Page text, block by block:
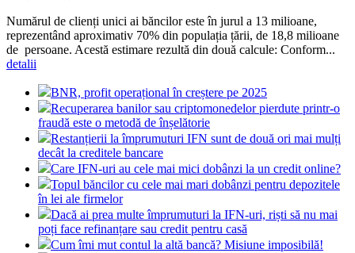
Numărul de clienți unici ai băncilor este în jurul a 13 milioane,
reprezentând aproximativ 70% din populația țării, de 18,8 milioane
de persoane. Acestă estimare rezultă din două calcule: Conform...
detalii
BNR, profit operațional în creștere pe 2025
Recuperarea banilor sau criptomonedelor pierdute printr-o
fraudă este o metodă de înșelătorie
Restanțierii la împrumuturi IFN sunt de două ori mai mulți
decât la creditele bancare
Care IFN-uri au cele mai mici dobânzi la un credit online?
Topul băncilor cu cele mai mari dobânzi pentru depozitele
în lei ale firmelor
Dacă ai prea multe împrumuturi la IFN-uri, riști să nu mai
poți face refinanțare sau credit pentru casă
Cum îmi mut contul la altă bancă? Misiune imposibilă!